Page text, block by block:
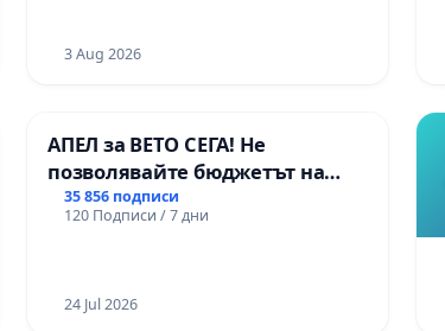
3 Aug 2026
АПЕЛ за ВЕТО СЕГА! Не
позволявайте бюджетът на
Радев да открадне парите и
правата ни в тъмното
35 856 подписи
120 Подписи / 7 дни
24 Jul 2026